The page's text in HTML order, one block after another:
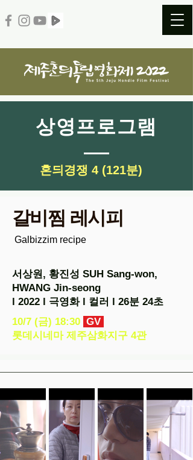
​상영프로그램
​혼듸경쟁 4 (121분)
갈비찜 레시피
Galbizzim recipe
서상원, 황진성 SUH Sang-won,
HWANG Jin-seong
l 2022 l 극영화 l 컬러 l 26분 24초
10/7 (금) 18:30 GV
롯데시네마 제주삼화지구 4관